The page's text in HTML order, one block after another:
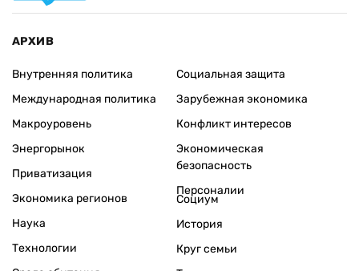
АРХИВ
Внутренняя политика
Международная политика
Макроуровень
Энергорынок
Приватизация
Экономика регионов
Социальная защита
Зарубежная экономика
Конфликт интересов
Экономическая
безопасность
Персоналии
Наука
Технологии
Социум
История
Круг семьи